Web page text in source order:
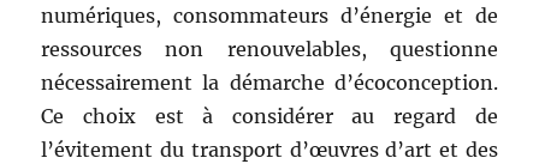
numériques, consommateurs d’énergie et de
ressources non renouvelables, questionne
nécessairement la démarche d’écoconception.
Ce choix est à considérer au regard de
l’évitement du transport d’œuvres d’art et des